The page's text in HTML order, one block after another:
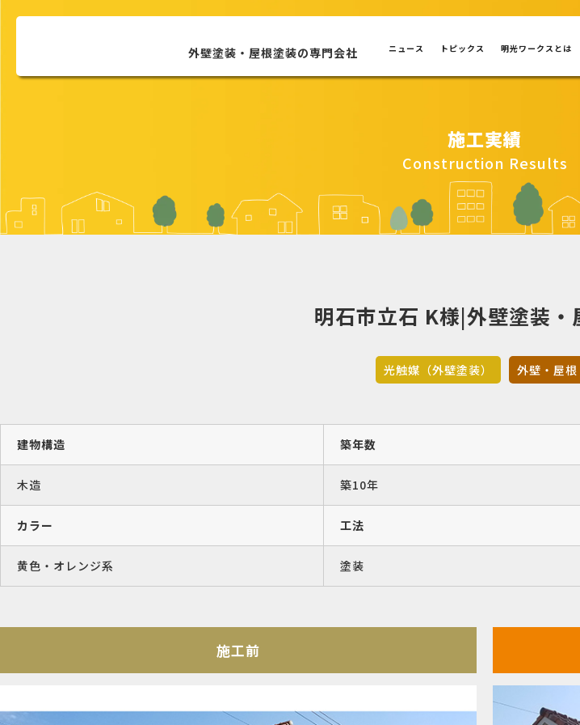
外壁塗装・屋根塗装の専門会社 ニュース トピックス 明光ワークスとは
施工実績
Construction Results
明石市立石 K様|外壁塗装・
光触媒（外壁塗装） 外壁・屋根
建物構造
木造
築年数
築10年
カラー
黄色・オレンジ系
工法
塗装
施工前